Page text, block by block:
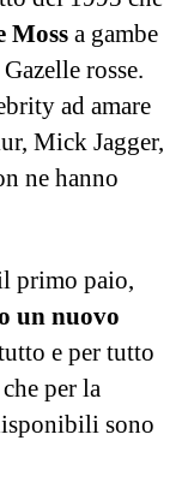
Moss a gambe
rosse.
ad amare
Mick Jagger,
ne hanno
primo paio,
un nuovo
e per tutto
per la
sono